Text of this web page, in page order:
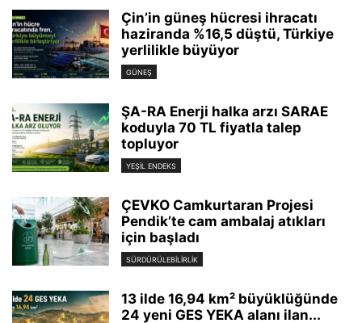
Çin’in güneş hücresi ihracatı
haziranda %16,5 düştü, Türkiye
yerlilikle büyüyor
GÜNEŞ
ŞA-RA Enerji halka arzı SARAE
koduyla 70 TL fiyatla talep
topluyor
YEŞIL ENDEKS
ÇEVKO Camkurtaran Projesi
Pendik’te cam ambalaj atıkları
için başladı
SÜRDÜRÜLEBILIRLIK
13 ilde 16,94 km² büyüklüğünde
24 yeni GES YEKA alanı ilan...